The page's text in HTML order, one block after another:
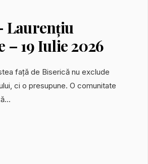
Laurențiu
– 19 Iulie 2026
față de Biserică nu exclude
ci o presupune. O comunitate
...